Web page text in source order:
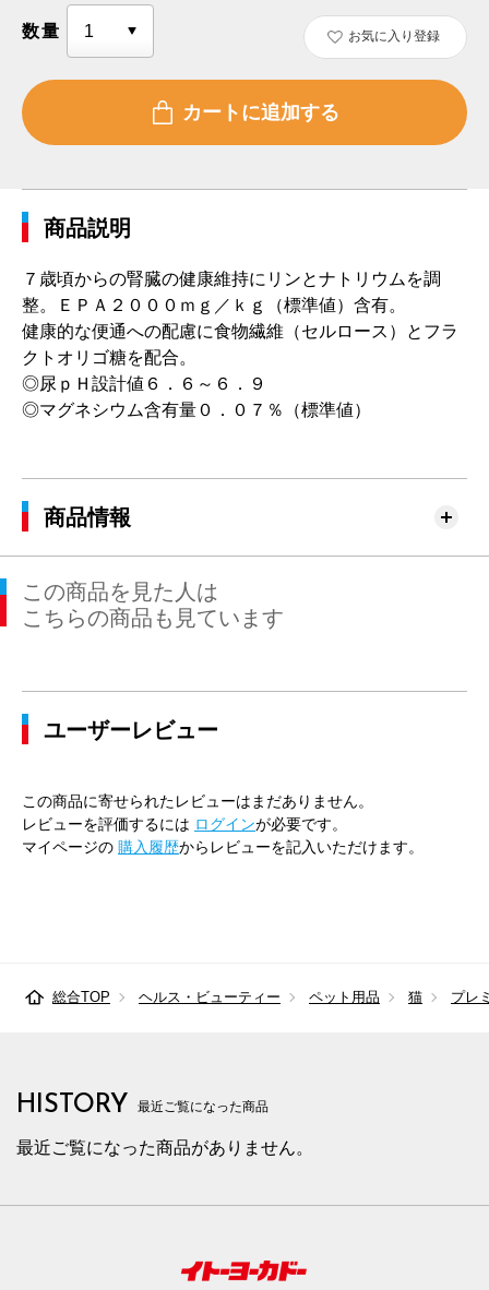
数量 お気に入り登録
商品説明
７歳頃からの腎臓の健康維持にリンとナトリウムを調
整。ＥＰＡ２０００ｍｇ／ｋｇ（標準値）含有。
健康的な便通への配慮に食物繊維（セルロース）とフラ
クトオリゴ糖を配合。
◎尿ｐＨ設計値６．６～６．９
◎マグネシウム含有量０．０７％（標準値）
商品情報
この商品を見た人は
こちらの商品も見ています
ユーザーレビュー
この商品に寄せられたレビューはまだありません。
レビューを評価するには ログインが必要です。
マイページの 購入履歴からレビューを記入いただけます。
総合TOP ヘルス・ビューティー ペット用品 猫 プレ
HISTORY 最近ご覧になった商品
最近ご覧になった商品がありません。